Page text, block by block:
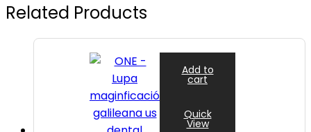
Related Products
Add to
cart
Quick
View